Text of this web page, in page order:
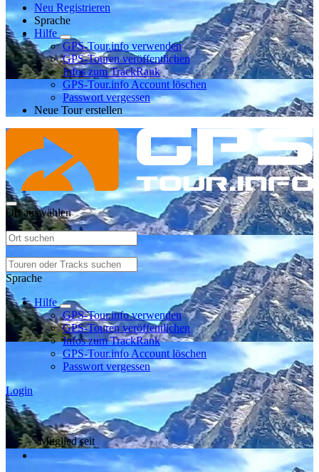
Neu Registrieren
Sprache
Hilfe
GPS-Tour.info verwenden
GPS-Touren veröffentlichen
Infos zum TrackRank
GPS-Tour.info Account löschen
Passwort vergessen
Neue Tour erstellen
Ort auswählen
Sprache
Hilfe
GPS-Tour.info verwenden
GPS-Touren veröffentlichen
Infos zum TrackRank
GPS-Tour.info Account löschen
Passwort vergessen
Login
Mitglied seit